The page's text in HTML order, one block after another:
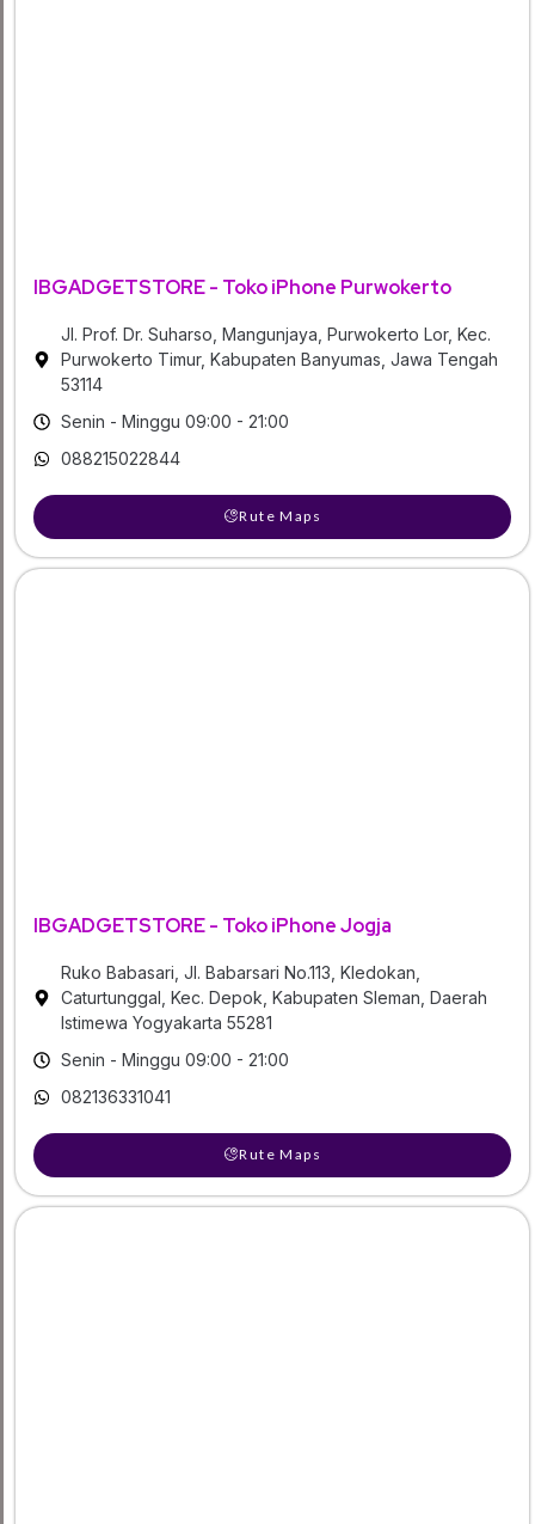
IBGADGETSTORE - Toko iPhone Purwokerto
Jl. Prof. Dr. Suharso, Mangunjaya, Purwokerto Lor, Kec.
Purwokerto Timur, Kabupaten Banyumas, Jawa Tengah
53114
Senin - Minggu 09:00 - 21:00
088215022844
Rute Maps
IBGADGETSTORE - Toko iPhone Jogja
Ruko Babasari, Jl. Babarsari No.113, Kledokan,
Caturtunggal, Kec. Depok, Kabupaten Sleman, Daerah
Istimewa Yogyakarta 55281
Senin - Minggu 09:00 - 21:00
082136331041
Rute Maps